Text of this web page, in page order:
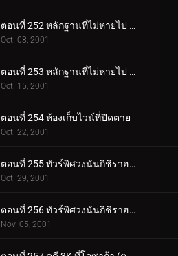
ตอนที่ 252 หลักฐานที่ไม่หายไป (ตอนแรก)
Oct. 08, 2001
ตอนที่ 253 หลักฐานที่ไม่หายไป (ตอนจบ)
Oct. 15, 2001
ตอนที่ 254 ห้องเก็บไวน์ที่ปิดตาย
Oct. 22, 2001
ตอนที่ 255 ทัวร์พิศวงนันกิชิราฮามะ (ตอนแรก)
Oct. 29, 2001
ตอนที่ 256 ทัวร์พิศวงนันกิชิราฮามะ (ตอนจบ)
Nov. 05, 2001